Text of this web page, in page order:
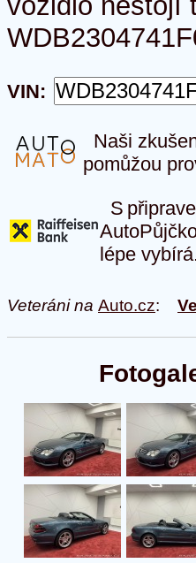
VIN:
Naši
pomůžou
S
lépe
Veteráni na Auto.cz: